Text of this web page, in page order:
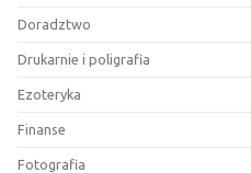
Doradztwo
Drukarnie i poligrafia
Ezoteryka
Finanse
Fotografia